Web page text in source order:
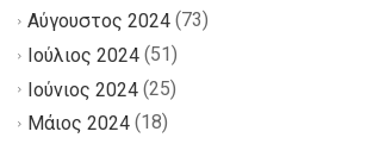
Αύγουστος 2024 (73)
Ιούλιος 2024 (51)
Ιούνιος 2024 (25)
Μάιος 2024 (18)